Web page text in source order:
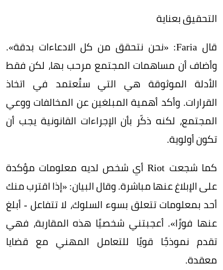
التحقيق بعناية
قال Faria: «نحن نتحقق من كل الادعاءات بدقة».
وأضاف أن مساهمات المجتمع مرحب بها، لكن فقط
الأدلة الموثوقة هي التي ستُعتمد في اتخاذ
القرارات. وأكد أهمية المبلغين عن المخالفات ووعي
المجتمع، لكنه ذكّر بأن الإجراءات القانونية يجب أن
تكون أولوية.
كما شجعت Riot أي شخص لديه معلومات مؤكدة
على الإبلاغ عنها مباشرة. وقال البيان: «إذا اقترب منك
أحد بمعلومات تتعلق بسوء السلوك، لا تتفاعل - أبلغ
عنها فورًا». أعجبتني شخصيًا هذه المقاربة، فهي
تقدم نموذجًا قويًا للتعامل المهني مع قضايا
معقدة.